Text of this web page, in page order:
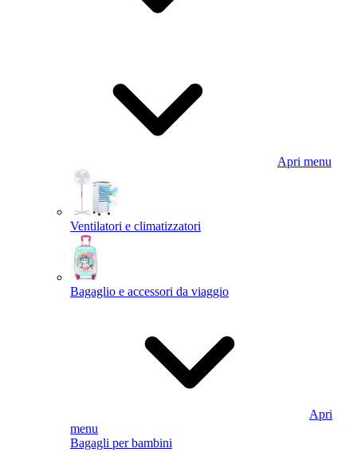
Apri menu
Ventilatori e climatizzatori
Bagaglio e accessori da viaggio
Apri
menu
Bagagli per bambini